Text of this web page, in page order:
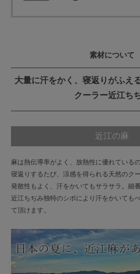
素材について
大量に汗をかく、寝返りがふえ
クーラー近江ち
近江の麻
麻は熱伝導率がよく、放熱性に優れている
寝返りするたび、涼感を得られる天然のク
発散性もよく、汗をかいてもサラサラ。細
近江ちぢみ独特のシボにより汗をかいても
て頂けます。